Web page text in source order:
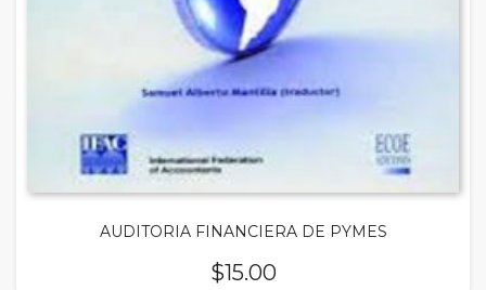
AUDITORIA FINANCIERA DE PYMES
$15.00